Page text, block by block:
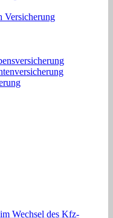
Versicherung
Wechsel des Kfz-